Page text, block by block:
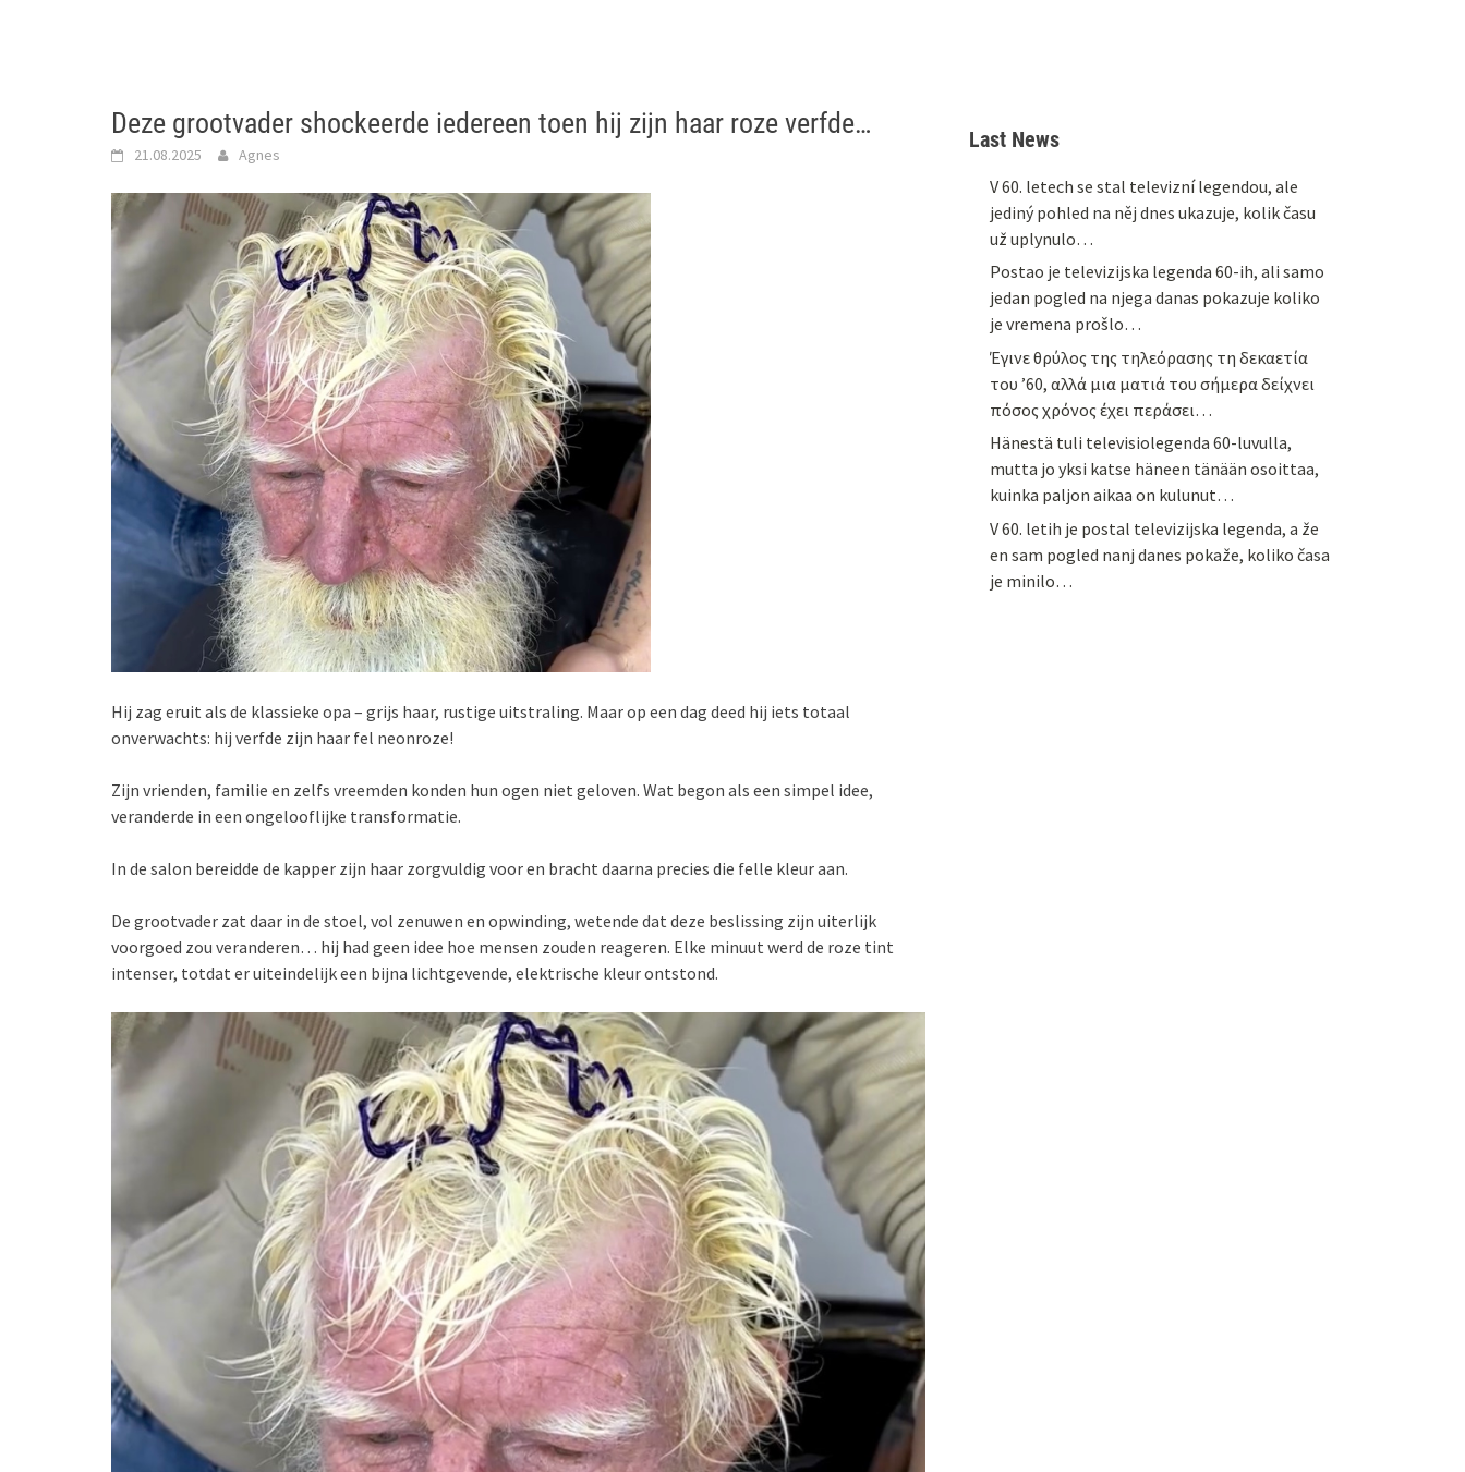
Deze grootvader shockeerde iedereen toen hij zijn haar roze verfde…
21.08.2025 Agnes
Hij zag eruit als de klassieke opa – grijs haar, rustige uitstraling. Maar op een dag deed hij iets totaal
onverwachts: hij verfde zijn haar fel neonroze!
Zijn vrienden, familie en zelfs vreemden konden hun ogen niet geloven. Wat begon als een simpel idee,
veranderde in een ongelooflijke transformatie.
In de salon bereidde de kapper zijn haar zorgvuldig voor en bracht daarna precies die felle kleur aan.
De grootvader zat daar in de stoel, vol zenuwen en opwinding, wetende dat deze beslissing zijn uiterlijk
voorgoed zou veranderen… hij had geen idee hoe mensen zouden reageren. Elke minuut werd de roze tint
intenser, totdat er uiteindelijk een bijna lichtgevende, elektrische kleur ontstond.
Last News
V 60. letech se stal televizní legendou, ale
jediný pohled na něj dnes ukazuje, kolik času
už uplynulo…
Postao je televizijska legenda 60-ih, ali samo
jedan pogled na njega danas pokazuje koliko
je vremena prošlo…
Έγινε θρύλος της τηλεόρασης τη δεκαετία
του ’60, αλλά μια ματιά του σήμερα δείχνει
πόσος χρόνος έχει περάσει…
Hänestä tuli televisiolegenda 60-luvulla,
mutta jo yksi katse häneen tänään osoittaa,
kuinka paljon aikaa on kulunut…
V 60. letih je postal televizijska legenda, a že
en sam pogled nanj danes pokaže, koliko časa
je minilo…